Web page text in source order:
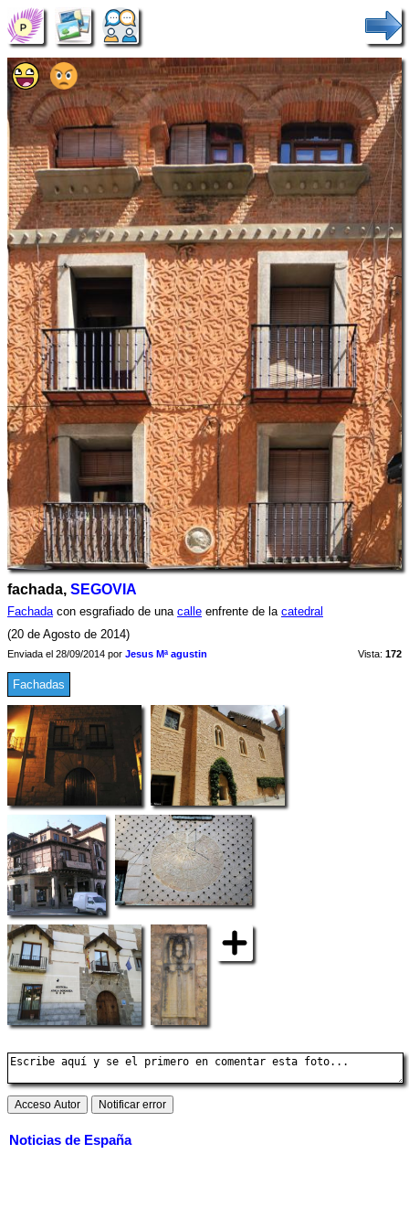
fachada, SEGOVIA
Fachada con esgrafiado de una calle enfrente de la catedral
(20 de Agosto de 2014)
Enviada el 28/09/2014 por Jesus Mª agustin Vista: 172
Fachadas
Noticias de España